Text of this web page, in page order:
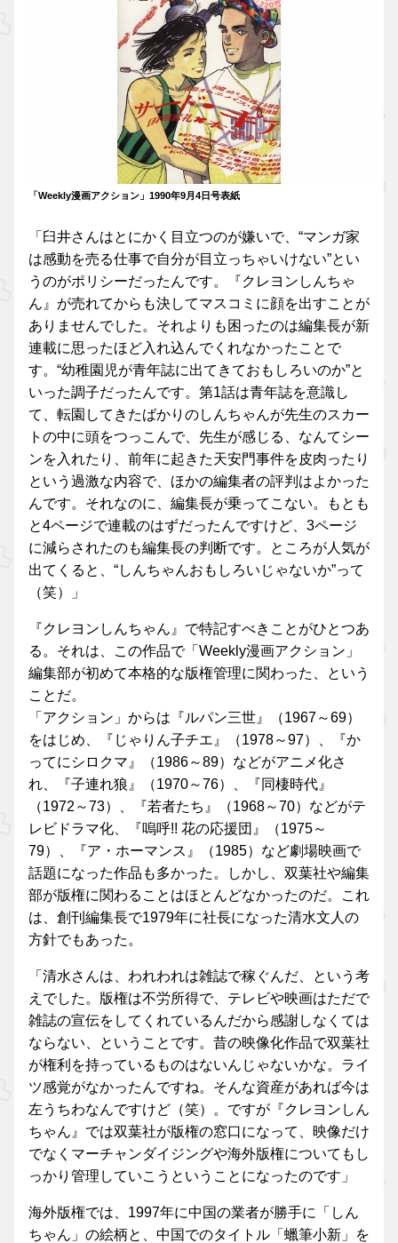
「Weekly漫画アクション」1990年9月4日号表紙
「臼井さんはとにかく目立つのが嫌いで、“マンガ家
は感動を売る仕事で自分が目立っちゃいけない”とい
うのがポリシーだったんです。『クレヨンしんちゃ
ん』が売れてからも決してマスコミに顔を出すことが
ありませんでした。それよりも困ったのは編集長が新
連載に思ったほど入れ込んでくれなかったことで
す。“幼稚園児が青年誌に出てきておもしろいのか”と
いった調子だったんです。第1話は青年誌を意識し
て、転園してきたばかりのしんちゃんが先生のスカー
トの中に頭をつっこんで、先生が感じる、なんてシー
ンを入れたり、前年に起きた天安門事件を皮肉ったり
という過激な内容で、ほかの編集者の評判はよかった
んです。それなのに、編集長が乗ってこない。もとも
と4ページで連載のはずだったんですけど、3ページ
に減らされたのも編集長の判断です。ところが人気が
出てくると、“しんちゃんおもしろいじゃないか”って
（笑）」
『クレヨンしんちゃん』で特記すべきことがひとつあ
る。それは、この作品で「Weekly漫画アクション」
編集部が初めて本格的な版権管理に関わった、という
ことだ。
「アクション」からは『ルパン三世』（1967～69）
をはじめ、『じゃりん子チエ』（1978～97）、『か
ってにシロクマ』（1986～89）などがアニメ化さ
れ、『子連れ狼』（1970～76）、『同棲時代』
（1972～73）、『若者たち』（1968～70）などがテ
レビドラマ化、『嗚呼!! 花の応援団』（1975～
79）、『ア・ホーマンス』（1985）など劇場映画で
話題になった作品も多かった。しかし、双葉社や編集
部が版権に関わることはほとんどなかったのだ。これ
は、創刊編集長で1979年に社長になった清水文人の
方針でもあった。
「清水さんは、われわれは雑誌で稼ぐんだ、という考
えでした。版権は不労所得で、テレビや映画はただで
雑誌の宣伝をしてくれているんだから感謝しなくては
ならない、ということです。昔の映像化作品で双葉社
が権利を持っているものはないんじゃないかな。ライ
ツ感覚がなかったんですね。そんな資産があれば今は
左うちわなんですけど（笑）。ですが『クレヨンしん
ちゃん』では双葉社が版権の窓口になって、映像だけ
でなくマーチャンダイジングや海外版権についてもし
っかり管理していこうということになったのです」
海外版権では、1997年に中国の業者が勝手に「しん
ちゃん」の絵柄と、中国でのタイトル「蠟筆小新」を